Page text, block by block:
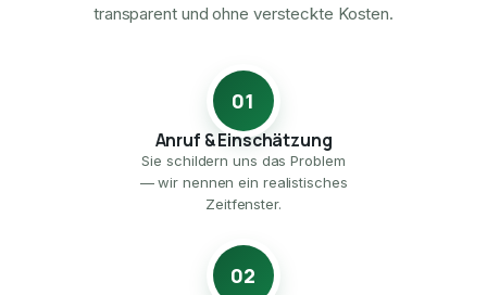
transparent und ohne versteckte Kosten.
01
Anruf & Einschätzung
Sie schildern uns das Problem
— wir nennen ein realistisches
Zeitfenster.
02